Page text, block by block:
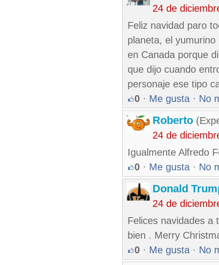
24 de
Feliz navidad paro
planeta, el
en Canada porque
que dijo cuando
personaje ese tipo
0 · Me gusta · No
Roberto
24 de
Igualmente Alfredo
0 · Me gusta · No
Donald
24 de
Felices navidades a
bien . Merry
0 · Me gusta · No